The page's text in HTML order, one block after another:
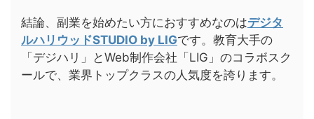
結論、副業を始めたい方におすすめなのはデジタ
ルハリウッドSTUDIO by LIGです。教育大手の
「デジハリ」とWeb制作会社「LIG」のコラボスク
ールで、業界トップクラスの人気度を誇ります。